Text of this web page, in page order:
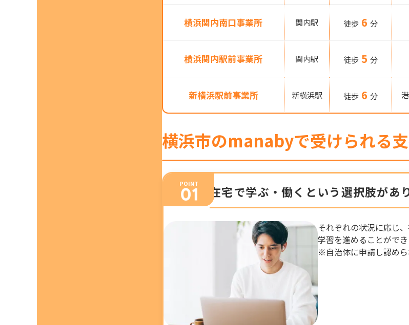
横浜関内南口事業所 関内駅 徒歩 6 分
横浜関内駅前事業所 関内駅 徒歩 5 分
新横浜駅前事業所 新横浜駅 徒歩 6 分
横浜市のmanabyで受けられる
在宅で学ぶ・働くという選択肢があ
POINT
それぞれの状況に応じ
学習を進めることができ
※自治体に申請し認めら